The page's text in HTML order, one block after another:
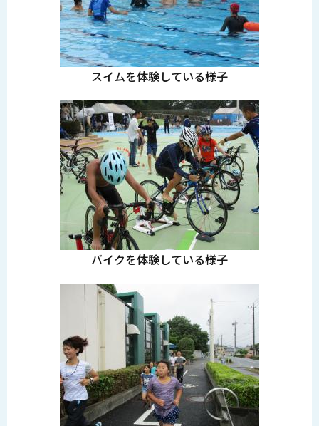
スイムを体験している様子
バイクを体験している様子